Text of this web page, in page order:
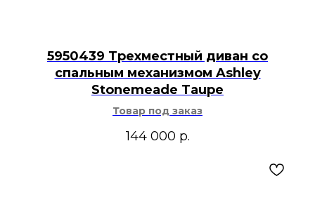
5950439 Трехместный диван со
спальным механизмом Ashley
Stonemeade Taupe
Товар под заказ
144 000 р.